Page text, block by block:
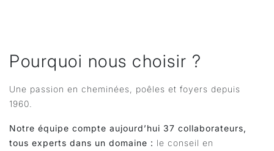
Pourquoi nous choisir ?
Une passion en cheminées, poêles et foyers depuis
1960.
Notre équipe compte aujourd’hui 37 collaborateurs,
tous experts dans un domaine : le conseil en